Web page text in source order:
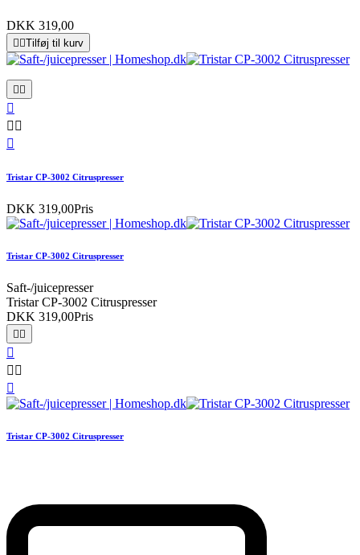
DKK 319,00
 Tilføj til kurv
 

 

Tristar CP-3002 Citruspresser
DKK 319,00Pris
Tristar CP-3002 Citruspresser
Saft-/juicepresser
Tristar CP-3002 Citruspresser
DKK 319,00Pris
 

 

Tristar CP-3002 Citruspresser